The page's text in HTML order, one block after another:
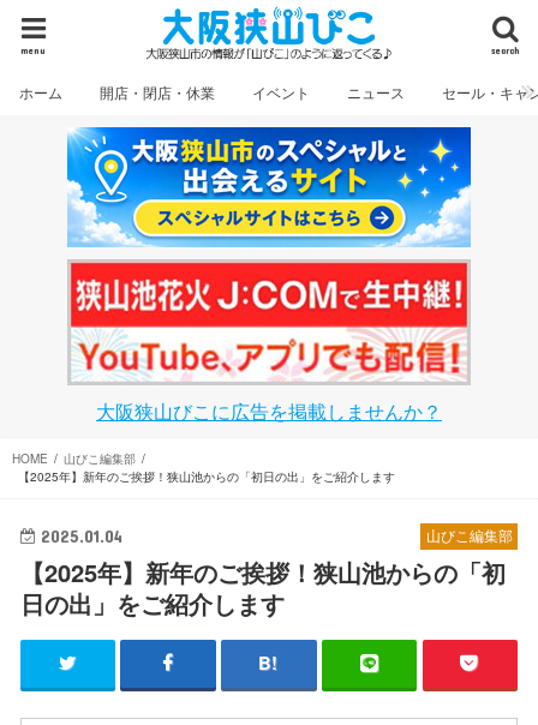
search
menu
ホーム 開店・閉店・休業 イベント ニュース セール・キャ
大阪狭山びこに広告を掲載しませんか？
HOME
山びこ編集部
【2025年】新年のご挨拶！狭山池からの「初日の出」をご紹介します
山びこ編集部
2025.01.04
【2025年】新年のご挨拶！狭山池からの「初
日の出」をご紹介します